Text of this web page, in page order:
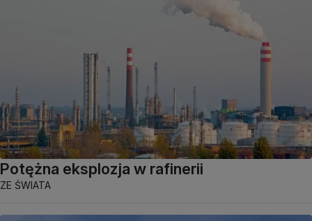
Potężna eksplozja w rafinerii
ZE ŚWIATA